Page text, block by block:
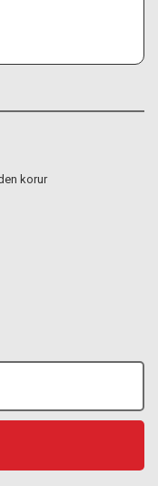
korur